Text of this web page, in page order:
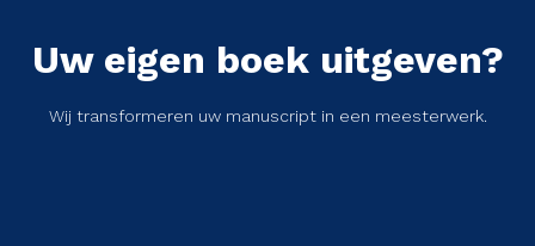
Uw eigen boek uitgeven?
Wij transformeren uw manuscript in een meesterwerk.